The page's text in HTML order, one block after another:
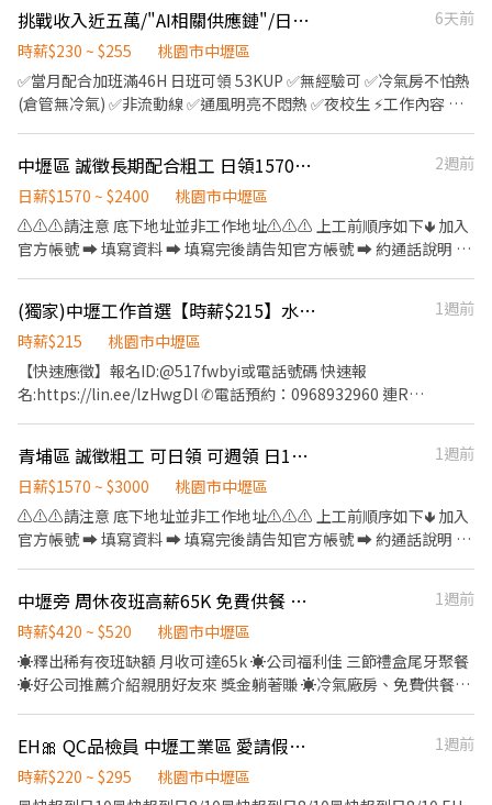
班前8小時501 休息日加班第9小時801 國定假日全天721 例：夜班
休假加班10H， 5,610 （4天高達22,440） 📈 月約 67,440元以上
（含加班費、津貼） 🔶用餐自理or廠內用餐80/餐 🔶需門市或視訊
面試，才會通知廠區參觀日期哦 🔶日班報到第一天08:30-17:30受
訓，第二天至各班別上12H ╔═════╗ ☎️電洽：0975-725600
度：做二休二 ⭐用餐制度：餐廳80或自理 ⭐工作時間/薪資待遇(含津
貼)： ▶️日班 07:00~19:10 $270/H ➜ 月休15天大約 $40,500 ➜ 月
約 $45,000 ➜ 月休11天大約 $67,440 ⭕可日領2700
▬▬▬▬🔺立即應徵🔺▬▬▬▬ 💛避免遺漏訊息歡迎加入詢問
💛 🔎加賴詢問回覆快：@933kueln 🔎快速加入點我→
http://nav.cx/Qvjz7B ⚡不收取任何費用請安心詢問⚡
0700-1500 中班：1500-2300 時段班：1500-2100
挑戰收入近五萬/"AI相關供應鏈"/日中夜班皆有快來報名!!!
6天前
時薪$230 ~ $255
桃園市中壢區
✅當月配合加班滿46H 日班可領 53KUP ✅無經驗可 ✅冷氣房不怕熱
(倉管無冷氣) ✅非流動線 ✅通風明亮不悶熱 ✅夜校生 ⚡️工作內容 散
約3小時 中班16:00-24:00 (7 . 5H) 夜班 00:00-08:00 ⚡️休假制度 周休
六、日見紅休 ⚡️薪資制度 : 早班：205/H + 25/H 績效獎金 = 230/H 中
班：205/H + 40/H 績效獎金 = 245/H(需先於早班受訓1-2周) 夜班：
205/H + 50/H 績效獎金 = 255/H (需先於早班受訓1-2周) *加班費基
廠區都在附近，以總廠為主》 桃園市中壢區吉林北路5-2號 (總廠)
桃園市中壢區松江北路11號 (製二廠) 桃園市中壢區自強四路8-1號
歷，將有專人聯絡安排 加入官方通訊帳號應徵：ID：@609repyd
請提供：姓名＋聯絡電話＋「工作職務名稱」
中壢區 誠徵長期配合粗工 日領1570-3000 可日領 可週領
2週前
日薪$1570 ~ $2400
桃園市中壢區
⚠️⚠️⚠️請注意 底下地址並非工作地址⚠️⚠️⚠️ 上工前順序如下🢃 加入
官方帳號 ➡ 填寫資料 ➡ 填寫完後請告知官方帳號 ➡ 約通話說明 ➡
場有搬運車)等 依現場主管要求完成工作內容 👷‍♂️粗工 $1570起/日 加
班1小時$275(長期配合 報酬漸增) 👷🏻打石工 $2400起/日 大支
+$100 加班1小時$350 👷🏻當月做滿23工 獎金$1000 👷🏻介紹獎金
$1000(詳細規定另外說明) 領錢方式⬇️ 1.日領匯款 2.週領匯款 3.週領
現金 4.固定每月15號匯款(月)
(獨家)中壢工作首選【時薪$215】水產養殖作業員/周休二日/供餐/可預支/免費停車#ZO(威)
1週前
時薪$215
桃園市中壢區
【快速應徵】報名ID:@517fwbyi或電話號碼 快速報
名:https://lin.ee/lzHwgDl ✆電話預約：0968932960 連R
行魚產品加工及包裝 ▪ 完成主管交辦有關加工包裝等事宜。 ❤️工作
地點：桃園市中壢區自強一路 ❤️工作環境：久站作業、著工作服、
工作鞋(公司提供) ❤️薪資待遇：$215 ❤️工作時間：日班08:00-
17:00或08:30-17:30 (生產主任安排 但多數都會是8:30的班別) (若加
便利： 一、位於中壢工業區 1.搭乘232號公車至【長春路站】後步
行4分鐘 ⭐任職滿五天補助體檢費用
青埔區 誠徵粗工 可日領 可週領 日1570起
1週前
日薪$1570 ~ $3000
桃園市中壢區
⚠️⚠️⚠️請注意 底下地址並非工作地址⚠️⚠️⚠️ 上工前順序如下🢃 加入
官方帳號 ➡ 填寫資料 ➡ 填寫完後請告知官方帳號 ➡ 約通話說明 ➡
場有搬運車)等 依現場主管要求完成工作內容 👷‍♂️粗工 $1570起/日 加
班1小時$275(長期配合 報酬漸增) 👷🏻打石工 $2400起/日 大支
+$100 加班1小時$350 👷🏻當月做滿23工 獎金$1000 👷🏻介紹獎金
$1000(詳細規定另外說明) 領錢方式⬇️ 1.日領匯款 2.週領匯款 3.週領
中壢旁 周休夜班高薪65K 免費供餐 美商電子 WS
1週前
時薪$420 ~ $520
桃園市中壢區
☀️釋出稀有夜班缺額 月收可達65k ☀️公司福利佳 三節禮盒尾牙聚餐
☀️好公司推薦介紹親朋好友來 獎金躺著賺 ☀️冷氣廠房、免費供餐
腦週邊批發業 ㊣ 工作內容： 【作業員】 1. 負責SMT 物料上料及設
備生產操作 2. 依照SOP進行電子產品組裝、檢驗、包裝等作業 3. 填
寫生產報表以追蹤生產產出 【倉管】 1. 負責原物料、半成品等庫存
EH🎀 QC品檢員 中壢工業區 愛請假不適合 見紅休 週休二日久坐 有經驗者優先
1週前
時薪$220 ~ $295
桃園市中壢區